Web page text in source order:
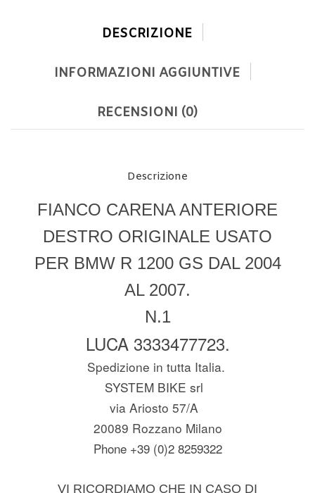
DESCRIZIONE
INFORMAZIONI AGGIUNTIVE
RECENSIONI (0)
Descrizione
FIANCO CARENA ANTERIORE
DESTRO ORIGINALE USATO
PER BMW R 1200 GS DAL 2004
AL 2007.
N.1
LUCA 3333477723.
Spedizione in tutta Italia.
SYSTEM BIKE srl
via Ariosto 57/A
20089 Rozzano Milano
Phone +39 (0)2 8259322
VI RICORDIAMO CHE IN CASO DI